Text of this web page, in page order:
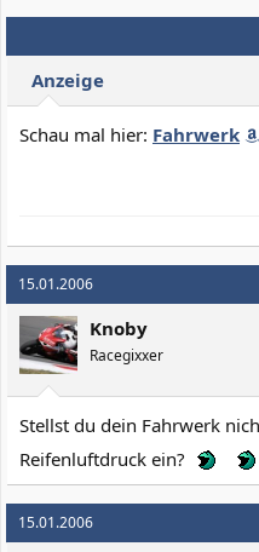
Anzeige
Schau mal hier: Fahrwerk
15.01.2006
Knoby
Racegixxer
Stellst du dein Fahrwerk
Reifenluftdruck ein?
15.01.2006